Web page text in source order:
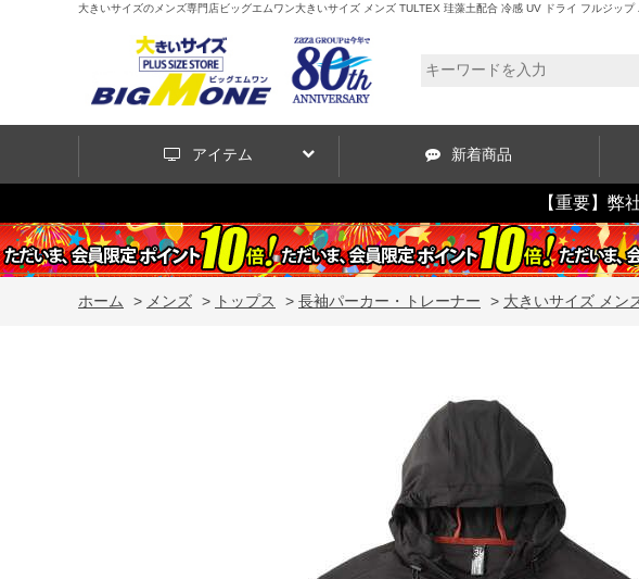
大きいサイズのメンズ専門店ビッグエムワン大きいサイズ メンズ TULTEX 珪藻土配合 冷感 UV ドライ フルジッ
アイテム 新着商品
【重要】弊
ホーム > メンズ > トップス > 長袖パーカー・トレーナー > 大きいサイズ メン